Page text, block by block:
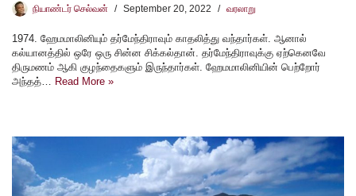
நியாண்டர் செல்வன் September 20, 2022 வரலாறு
1974. ஹேமமாலினியும் தர்மேந்திராவும் காதலித்து வந்தார்கள். ஆனால்
கல்யானத்தில் ஒரே ஒரு சின்ன சிக்கல்தான். தர்மேந்திராவுக்கு ஏற்கெனவே
திருமணம் ஆகி குழந்தைகளும் இருந்தார்கள். ஹேமமாலினியின் பெற்றோர்
அந்தத்…
Read More »